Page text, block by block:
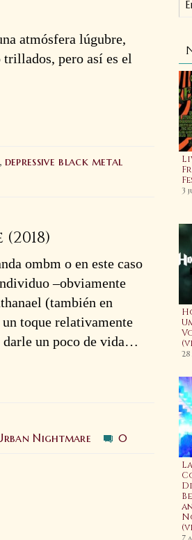
atmósfera lúgubre,
pero así es el
, depressive black metal
ombm o en este caso
–obviamente
(también en
toque relativamente
un poco de vida…
Nightmare 0
Bloody
Hellfest 2025:
Brutal Assault
#28: ¡Se revela
el cartel -y la
venta de
entradas- por
Gaahls Wyrd:
Timeless
(Video)
3
7